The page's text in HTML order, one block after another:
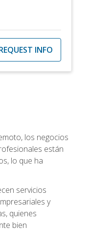
INFO
los negocios
están
lo que ha
servicios
y
quienes
bien